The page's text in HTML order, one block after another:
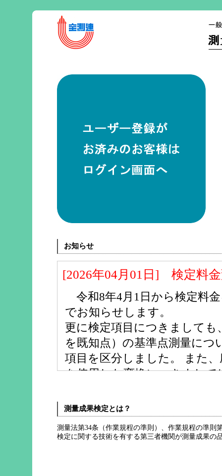
お知らせ
[2026年04月01日] 検定料
令和8年4月1日から検定料
でお知らせします。
更に検定項目につきましても
を既知点）の基準点測量につ
項目を区分しました。 また
を使用した変換につきまして
ご覧ください。
[2025年05月15日] 「令和7
測量成果検定とは？
測量法第34条（作業規程の準則）、作業規程の準則
検定に関する技術を有する第三者機関が測量成果の